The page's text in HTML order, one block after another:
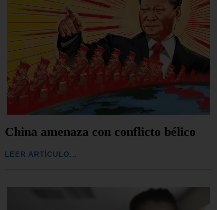
China amenaza con conflicto bélico
LEER ARTÍCULO...